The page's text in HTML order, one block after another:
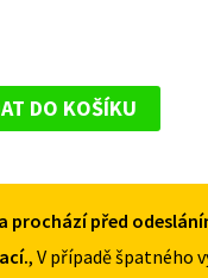
DO KOŠÍKU
prochází před
, V případě špatného